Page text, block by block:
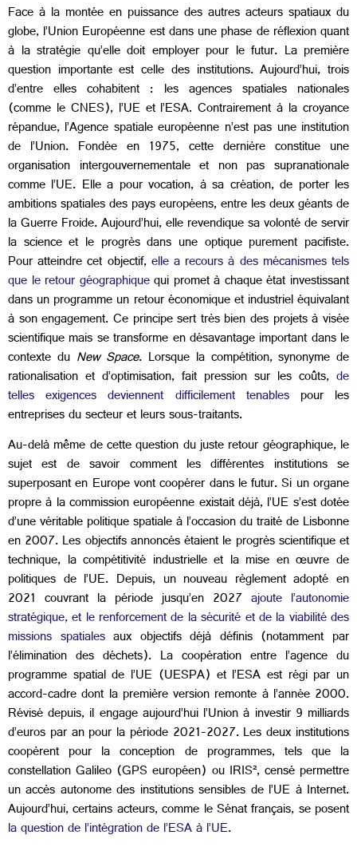
Face à la montée en puissance des autres acteurs spatiaux du
globe, l’Union Européenne est dans une phase de réflexion quant
à la stratégie qu’elle doit employer pour le futur. La première
question importante est celle des institutions. Aujourd’hui, trois
d’entre elles cohabitent : les agences spatiales nationales
(comme le CNES), l’UE et l’ESA. Contrairement à la croyance
répandue, l’Agence spatiale européenne n’est pas une institution
de l’Union. Fondée en 1975, cette dernière constitue une
organisation intergouvernementale et non pas supranationale
comme l’UE. Elle a pour vocation, à sa création, de porter les
ambitions spatiales des pays européens, entre les deux géants de
la Guerre Froide. Aujourd’hui, elle revendique sa volonté de servir
la science et le progrès dans une optique purement pacifiste.
Pour atteindre cet objectif,elle a recours à des mécanismes tels
que le retour géographiquequi promet à chaque état investissant
dans un programme un retour économique et industriel équivalant
à son engagement. Ce principe sert très bien des projets à visée
scientifique mais se transforme en désavantage important dans le
contexte du New Space. Lorsque la compétition, synonyme de
rationalisation et d’optimisation, fait pression sur les coûts, de
telles exigences deviennent difficilement tenablespour les
entreprises du secteur et leurs sous-traitants.
Au-delà même de cette question du juste retour géographique, le
sujet est de savoir comment les différentes institutions se
superposant en Europe vont coopérer dans le futur. Si un organe
propre à la commission européenne existait déjà, l’UE s’est dotée
d’une véritable politique spatiale à l’occasion du traité de Lisbonne
en 2007. Les objectifs annoncés étaient le progrès scientifique et
technique, la compétitivité industrielle et la mise en œuvre de
politiques de l’UE. Depuis, un nouveau règlement adopté en
2021 couvrant la période jusqu’en 2027 ajoute l’autonomie
stratégique, et le renforcement de la sécurité et de la viabilité des
missions spatialesaux objectifs déjà définis (notamment par
l’élimination des déchets). La coopération entre l’agence du
programme spatial de l’UE (UESPA) et l’ESA est régi par un
accord-cadre dont la première version remonte à l’année 2000.
Révisé depuis, il engage aujourd’hui l’Union à investir 9 milliards
d’euros par an pour la période 2021-2027. Les deux institutions
coopèrent pour la conception de programmes, tels que la
constellation Galileo (GPS européen) ou IRIS², censé permettre
un accès autonome des institutions sensibles de l’UE à Internet.
Aujourd’hui, certains acteurs, comme le Sénat français, se posent
la question de l’intégration de l’ESA à l’UE.